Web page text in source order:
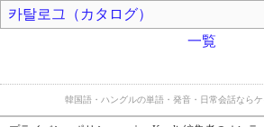
카탈로그（カタログ）
一覧
韓国語・ハングルの単語・発音・日常会話ならケ